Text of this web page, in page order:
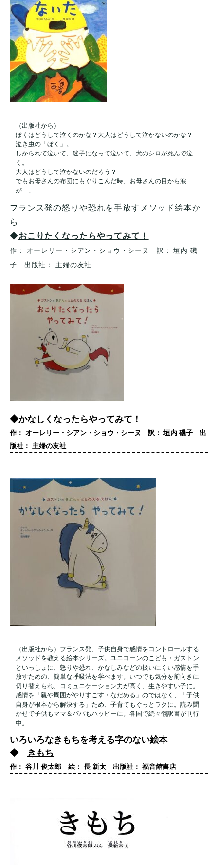
（出版社から）
ぼくはどうして泣くのかな？大人はどうして泣かないのかな？
泣き虫の「ぼく」。
しかられて泣いて、迷子になって泣いて、犬のシロが死んで泣
く。
大人はどうして泣かないのだろう？
でもお母さんの布団にもぐりこんだ時、お母さんの目から涙
が…。
フランス発の怒りや恐れを手放すメソッド絵本か
ら
◆おこりたくなったらやってみて！
作： オーレリー・シアン・ショウ・シーヌ 訳： 垣内 磯
子 出版社： 主婦の友社
◆かなしくなったらやってみて！
作： オーレリー・シアン・ショウ・シーヌ 訳： 垣内 磯子 出
版社： 主婦の友社
（出版社から）フランス発、子供自身で感情をコントロールする
メソッドを教える絵本シリーズ。ユニコーンのこども・ガストン
といっしょに、怒りや恐れ、かなしみなどの扱いにくい感情を手
放すための、簡単な呼吸法を学べます。いつでも気分を前向きに
切り替えられ、コミュニケーション力が高く、生きやすい子に。
感情を「親や周囲がやりすごす・なだめる」のではなく、「子供
自身が根本から解決する」ため、子育てもぐっとラクに。読み聞
かせで子供もママ＆パパもハッピーに。各国で続々翻訳書が刊行
中。
いろいろなきもちを考える字のない絵本
◆ きもち
作： 谷川 俊太郎 絵： 長 新太 出版社： 福音館書店